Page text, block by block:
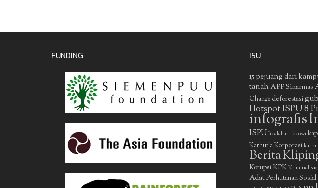
FUNDING ISU
15 pejuang dari
tanah APP Sinarmas
Change deforestasi
Hotspot ISPU 8
infografis
ISPU Jikalahari jokowi
Karhutla Korporasi
Berita
Korupsi KPK
AdatPerhutanan Sosial